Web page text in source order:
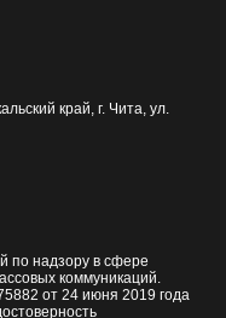
край, г. Чита ул.
по надзору в сфере
коммуникаций.
от 24 июня 2019 года